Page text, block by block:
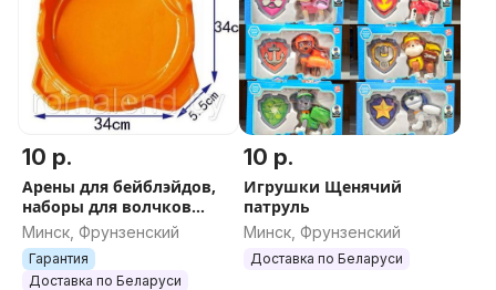
10 р.
Арены для бейблэйдов,
наборы для волчков
(разные)
Минск, Фрунзенский
Гарантия
Доставка по Беларуси
10 р.
Игрушки Щенячий
патруль
Минск, Фрунзенский
Доставка по Беларуси